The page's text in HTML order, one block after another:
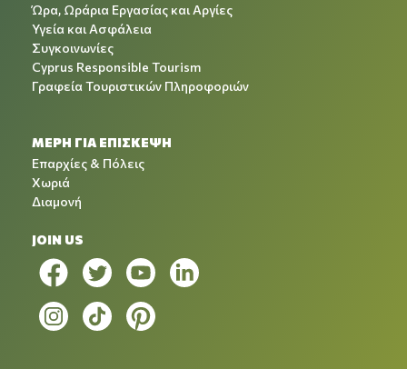
Ώρα, Ωράρια Εργασίας και Αργίες
Υγεία και Ασφάλεια
Συγκοινωνίες
Cyprus Responsible Tourism
Γραφεία Τουριστικών Πληροφοριών
ΜΕΡΗ ΓΙΑ ΕΠΙΣΚΕΨΗ
Επαρχίες & Πόλεις
Χωριά
Διαμονή
JOIN US